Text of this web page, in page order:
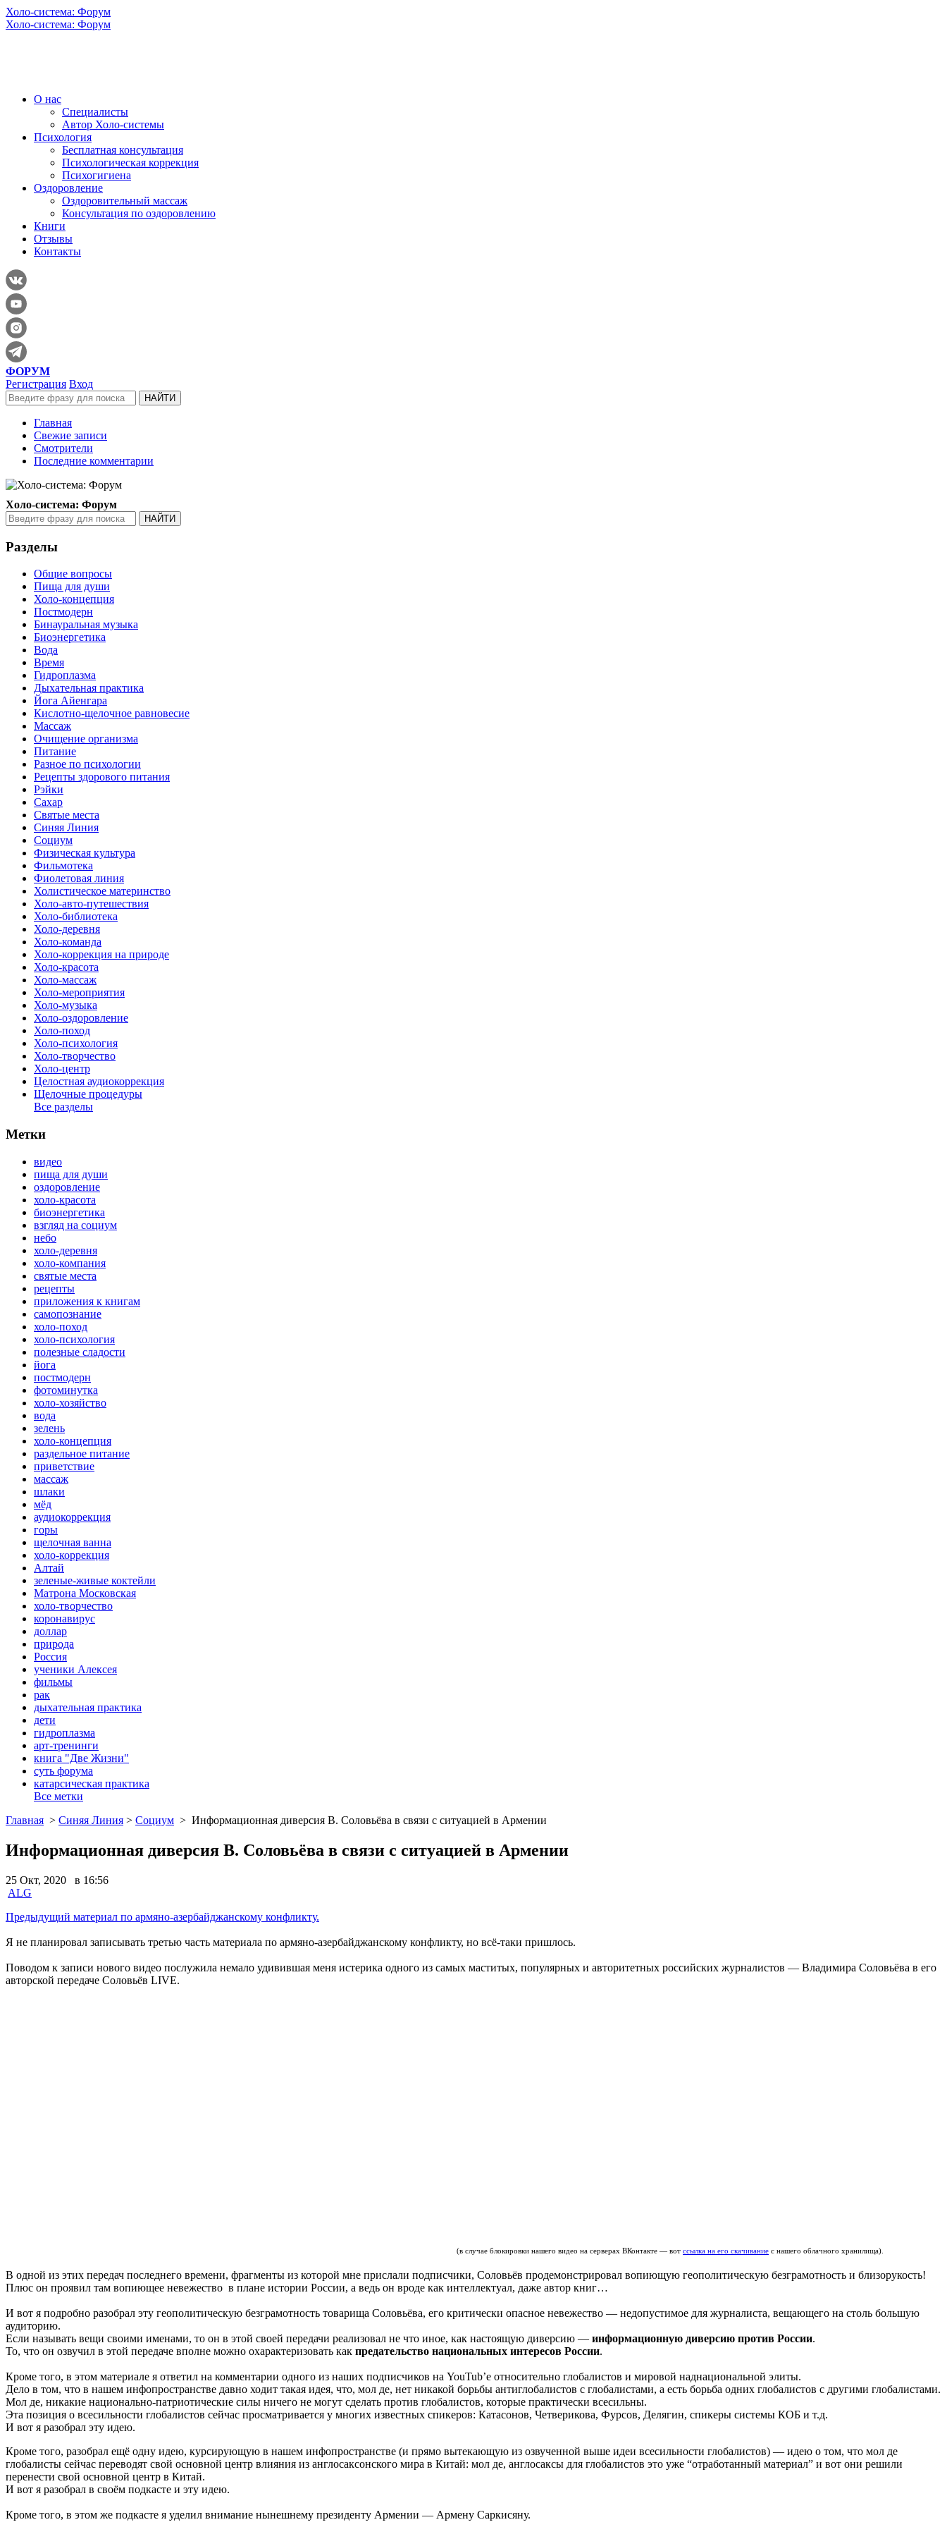
Холо-система: Форум
Холо-система: Форум
О нас
Специалисты
Автор Холо-системы
Психология
Бесплатная консультация
Психологическая коррекция
Психогигиена
Оздоровление
Оздоровительный массаж
Консультация по оздоровлению
Книги
Отзывы
Контакты
ФОРУМ
Регистрация Вход
Главная
Свежие записи
Смотрители
Последние комментарии
Холо-система: Форум
Разделы
Общие вопросы
Пища для души
Холо-концепция
Постмодерн
Бинауральная музыка
Биоэнергетика
Вода
Время
Гидроплазма
Дыхательная практика
Йога Айенгара
Кислотно-щелочное равновесие
Массаж
Очищение организма
Питание
Разное по психологии
Рецепты здорового питания
Рэйки
Сахар
Святые места
Синяя Линия
Социум
Физическая культура
Фильмотека
Фиолетовая линия
Холистическое материнство
Холо-авто-путешествия
Холо-библиотека
Холо-деревня
Холо-команда
Холо-коррекция на природе
Холо-красота
Холо-массаж
Холо-мероприятия
Холо-музыка
Холо-оздоровление
Холо-поход
Холо-психология
Холо-творчество
Холо-центр
Целостная аудиокоррекция
Щелочные процедуры
Все разделы
Метки
видео
пища для души
оздоровление
холо-красота
биоэнергетика
взгляд на социум
небо
холо-деревня
холо-компания
святые места
рецепты
приложения к книгам
самопознание
холо-поход
холо-психология
полезные сладости
йога
постмодерн
фотоминутка
холо-хозяйство
вода
зелень
холо-концепция
раздельное питание
приветствие
массаж
шлаки
мёд
аудиокоррекция
горы
щелочная ванна
холо-коррекция
Алтай
зеленые-живые коктейли
Матрона Московская
холо-творчество
коронавирус
доллар
природа
Россия
ученики Алексея
фильмы
рак
дыхательная практика
дети
гидроплазма
арт-тренинги
книга "Две Жизни"
суть форума
катарсическая практика
Все метки
Главная > Синяя Линия > Социум > Информационная диверсия В. Соловьёва в связи с ситуацией в Армении
Информационная диверсия В. Соловьёва в связи с ситуацией в Армении
25 Окт, 2020 в 16:56
ALG
Предыдущий материал по армяно-азербайджанскому конфликту.
Я не планировал записывать третью часть материала по армяно-азербайджанскому конфликту, но всё-таки пришлось.
Поводом к записи нового видео послужила немало удивившая меня истерика одного из самых маститых, популярных и авторитетных российских журналистов — Владимира Соловьёва в его
авторской передаче Соловьёв LIVE.
(в случае блокировки нашего видео на серверах ВКонтакте — вот ссылка на его скачивание с нашего облачного хранилища).
В одной из этих передач последнего времени, фрагменты из которой мне прислали подписчики, Соловьёв продемонстрировал вопиющую геополитическую безграмотность и близорукость!
Плюс он проявил там вопиющее невежество в плане истории России, а ведь он вроде как интеллектуал, даже автор книг…
И вот я подробно разобрал эту геополитическую безграмотность товарища Соловьёва, его критически опасное невежество — недопустимое для журналиста, вещающего на столь большую
аудиторию.
Если называть вещи своими именами, то он в этой своей передачи реализовал не что иное, как настоящую диверсию — информационную диверсию против России.
То, что он озвучил в этой передаче вполне можно охарактеризовать как предательство национальных интересов России.
Кроме того, в этом материале я ответил на комментарии одного из наших подписчиков на YouTub’e относительно глобалистов и мировой наднациональной элиты.
Дело в том, что в нашем инфопространстве давно ходит такая идея, что, мол де, нет никакой борьбы антиглобалистов с глобалистами, а есть борьба одних глобалистов с другими глобалистами.
Мол де, никакие национально-патриотические силы ничего не могут сделать против глобалистов, которые практически всесильны.
Эта позиция о всесильности глобалистов сейчас просматривается у многих известных спикеров: Катасонов, Четверикова, Фурсов, Делягин, спикеры системы КОБ и т.д.
И вот я разобрал эту идею.
Кроме того, разобрал ещё одну идею, курсирующую в нашем инфопространстве (и прямо вытекающую из озвученной выше идеи всесильности глобалистов) — идею о том, что мол де
глобалисты сейчас переводят свой основной центр влияния из англосаксонского мира в Китай: мол де, англосаксы для глобалистов это уже “отработанный материал” и вот они решили
перенести свой основной центр в Китай.
И вот я разобрал в своём подкасте и эту идею.
Кроме того, в этом же подкасте я уделил внимание нынешнему президенту Армении — Армену Саркисяну.